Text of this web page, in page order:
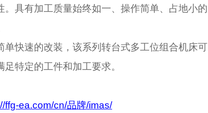
。具有加工质量始终如一、操作简单、占地小的
单快速的改装，该系列转台式多工位组合机床可
足特定的工件和加工要求。
ffg-ea.com/cn/品牌/imas/